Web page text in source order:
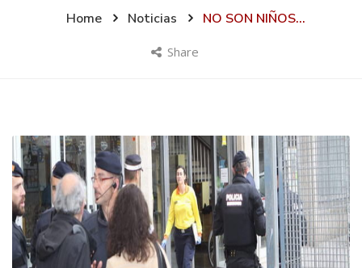
Home Noticias NO SON NIÑOS…
Share